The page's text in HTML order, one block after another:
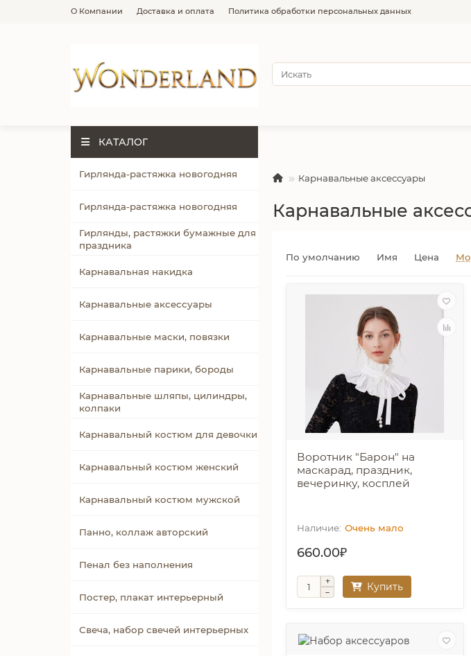
О Компании Доставка и оплата Политика обработки персональных данных
КАТАЛОГ
Гирлянда-растяжка новогодняя
Гирлянда-растяжка новогодняя
Гирлянды, растяжки бумажные для
праздника
Карнавальная накидка
Карнавальные аксессуары
Карнавальные маски, повязки
Карнавальные парики, бороды
Карнавальные шляпы, цилиндры,
колпаки
Карнавальный костюм для девочки
Карнавальный костюм женский
Карнавальный костюм мужской
Панно, коллаж авторский
Пенал без наполнения
Постер, плакат интерьерный
Свеча, набор свечей интерьерных
Карнавальные аксессуары
Карнавальные
По умолчанию Имя Цена
Воротник "Барон" на
маскарад, праздник,
вечеринку, косплей
Очень мало
660.00₽
Купить